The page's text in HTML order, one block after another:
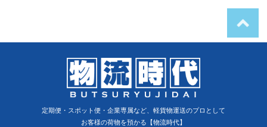
定期便・スポット便・企業専属など、軽貨物運送のプロとして
お客様の荷物を預かる【物流時代】